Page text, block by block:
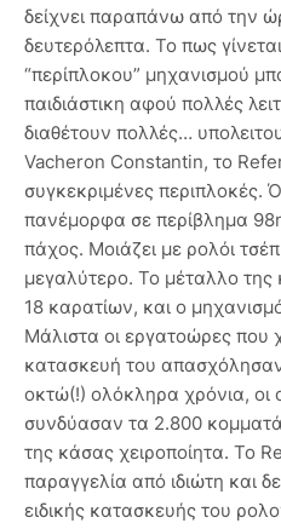
δείχνει παραπάνω από την
δευτερόλεπτα. Το πως
“περίπλοκου” μηχανισμού
παιδιάστικη αφού πολλές
διαθέτουν πολλές…
Vacheron Constantin, το
συγκεκριμένες περιπλοκές.
πανέμορφα σε περίβλημα
πάχος. Μοιάζει με ρολόι
μεγαλύτερο. Το μέταλλο της
18 καρατίων, και ο
Μάλιστα οι εργατοώρες που
κατασκευή του
οκτώ(!) ολόκληρα χρόνια, οι
συνδύασαν τα 2.800
της κάσας χειροποίητα. Το
παραγγελία από ιδιώτη και
ειδικής κατασκευής του